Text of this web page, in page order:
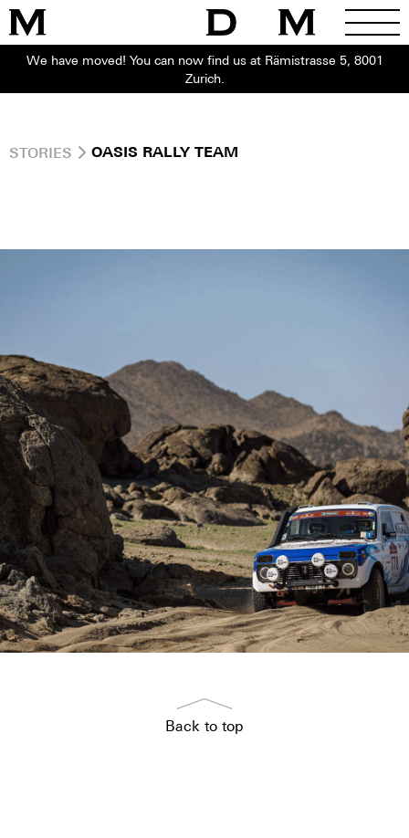
We have moved! You can now find us at Rämistrasse 5, 8001
Zurich.
STORIES OASIS RALLY TEAM
Back to top